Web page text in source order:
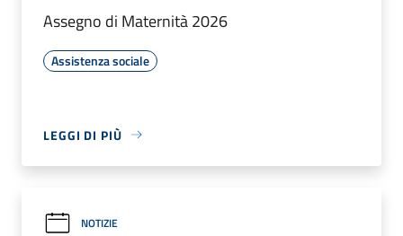
Assegno di Maternità 2026
Assistenza sociale
LEGGI DI PIÙ
NOTIZIE